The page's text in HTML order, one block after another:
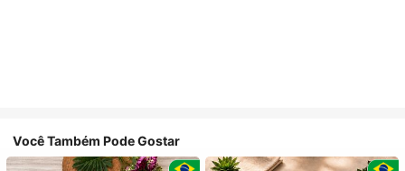
Você Também Pode Gostar